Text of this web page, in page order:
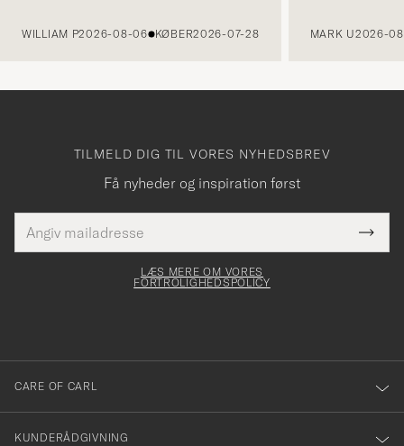
WILLIAM P2026-08-06 KØBER2026-07-28 MARK U2026-
TILMELD DIG TIL VORES NYHEDSBREV
Få nyheder og inspiration først
mailadresse
skal
Tack
för
dig
till
vårt
nyhetsbrev!
LÆS MERE OM VORES
FORTROLIGHEDSPOLICY
CARE OF CARL
KUNDERÅDGIVNING